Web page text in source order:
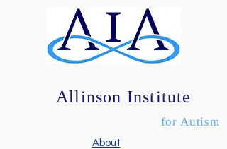
Allinson Institute
About
for Autism